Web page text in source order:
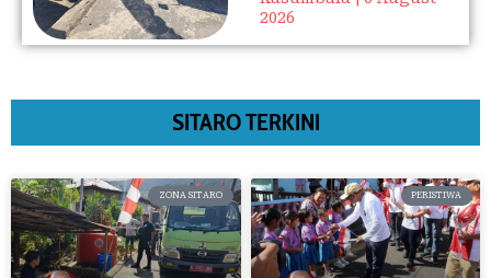
2026
SITARO TERKINI
ZONA SITARO PERISTIWA